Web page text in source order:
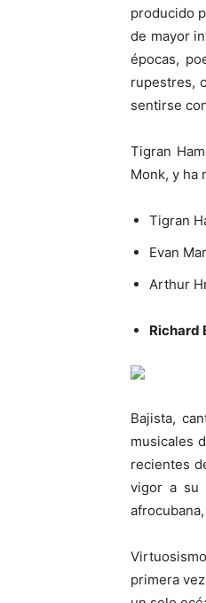
producido
de mayor
épocas,
rupestres,
sentirse
Tigran
Monk, y ha
Tigran
Evan
Arthur
Richard
Bajista,
musicales
recientes
vigor a su
primera